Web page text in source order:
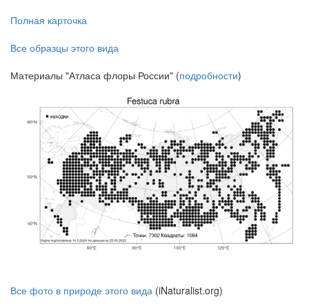
Полная карточка
Все образцы этого вида
Материалы "Атласа флоры России" (подробности)
Все фото в природе этого вида (iNaturalist.org)